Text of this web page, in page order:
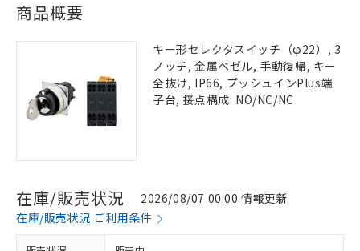
商品概要
キー形セレクタスイッチ（φ22）, 3
ノッチ, 金属ベゼル, 手動復帰, キー
全抜け, IP66, プッシュインPlus端
子台, 接点構成: NO/NC/NC
在庫/販売状況
2026/08/07 00:00 情報更新
在庫/販売状況 ご利用条件